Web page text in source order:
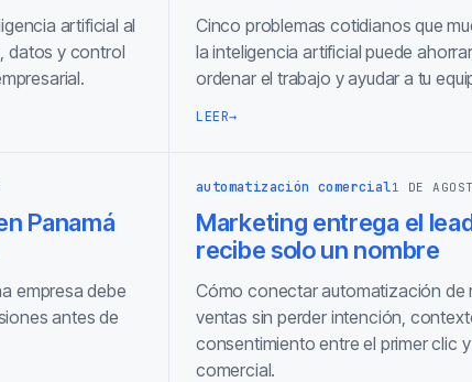
artificial al
datos y control
Cinco problemas cotidianos que
la inteligencia artificial puede
ordenar el trabajo y ayudar a tu
LEER→
Panamá
empresa debe
antes de
automatización comercial1 DE
Marketing entrega el
recibe solo un nombre
Cómo conectar automatización de
ventas sin perder intención,
consentimiento entre el primer clic
comercial.